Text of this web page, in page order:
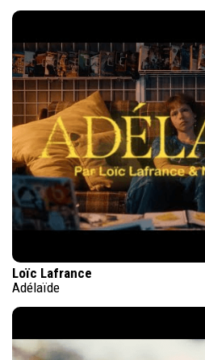
Loïc Lafrance
Adélaïde